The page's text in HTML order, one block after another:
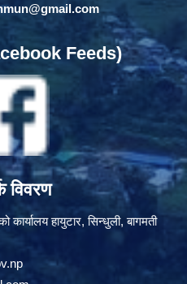
Feeds)
विवरण
कार्यालय हायुटार, सिन्धुली, बागमती